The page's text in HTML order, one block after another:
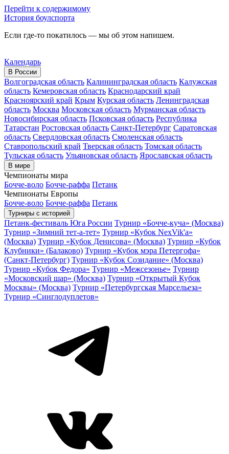
Перейти к содержимому
История боулспорта
Если где-то покатилось — мы об этом напишем.
Календарь
В России
Волгоградская область Калининградская область Калужская
область Кемеровская область Краснодарский край
Красноярский край Крым Курская область Ленинградская
область Москва Московская область Мурманская область
Новосибирская область Псковская область Республика
Татарстан Ростовская область Санкт-Петербург Саратовская
область Свердловская область Смоленская область
Ставропольский край Тверская область Томская область
Тульская область Ульяновская область Ярославская область
В мире
Чемпионаты мира
Бочче-воло Бочче-раффа Петанк
Чемпионаты Европы
Бочче-воло Бочче-раффа Петанк
Турниры с историей
Петанк-фестиваль Юга России Турнир «Бочче-куча» (Москва)
Турнир «Зимний тет-а-тет» Турнир «Кубок NexVik'a»
(Москва) Турнир «Кубок Денисова» (Москва) Турнир «Кубок
Клубники» (Балаково) Турнир «Кубок мэра Петергофа»
(Санкт-Петербург) Турнир «Кубок Созидание» (Москва)
Турнир «Кубок Федора» Турнир «Межсезонье» Турнир
«Московский шар» (Москва) Турнир «Открытый Кубок
Москвы» (Москва) Турнир «Петербургская Марсельеза»
Турнир «Синглодуплетов»